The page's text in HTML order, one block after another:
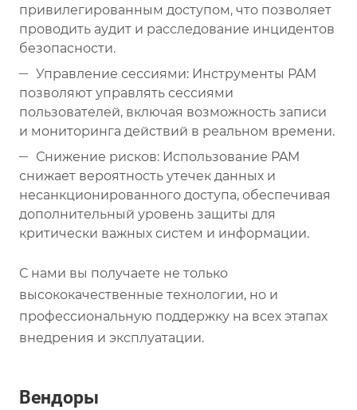
привилегированным доступом, что позволяет
проводить аудит и расследование инцидентов
безопасности.
Управление сессиями: Инструменты PAM
позволяют управлять сессиями
пользователей, включая возможность записи
и мониторинга действий в реальном времени.
Снижение рисков: Использование PAM
снижает вероятность утечек данных и
несанкционированного доступа, обеспечивая
дополнительный уровень защиты для
критически важных систем и информации.
С нами вы получаете не только
высококачественные технологии, но и
профессиональную поддержку на всех этапах
внедрения и эксплуатации.
Вендоры